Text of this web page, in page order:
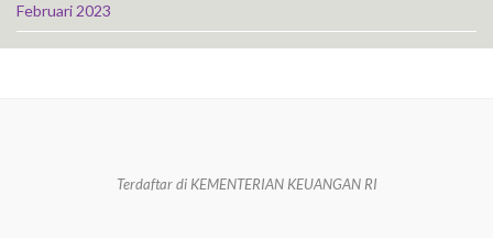
Februari 2023
Terdaftar di KEMENTERIAN KEUANGAN RI